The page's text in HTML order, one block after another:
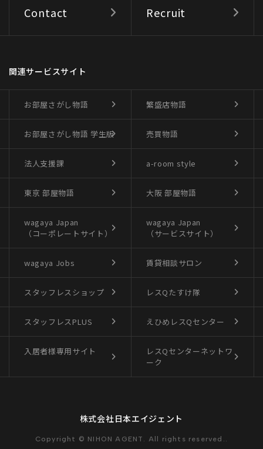
Contact Recruit
関連サービスサイト
お部屋さがし物語 繁盛店物語
お部屋さがし物語 学生版 売買物語
法人支援課 a-room style
東京 部屋物語 大阪 部屋物語
wagaya Japan
（コーポレートサイト）
wagaya Japan
（サービスサイト）
wagaya Jobs 賃貸相談サロン
スタッフレスショップ レスQたすけ隊
スタッフレスPLUS えひめレスQセンター
入居者様専用サイト
レスQセンターネットワ
ーク
株式会社日本エイジェント
Copyright © NIHON AGENT. All rights reserved..